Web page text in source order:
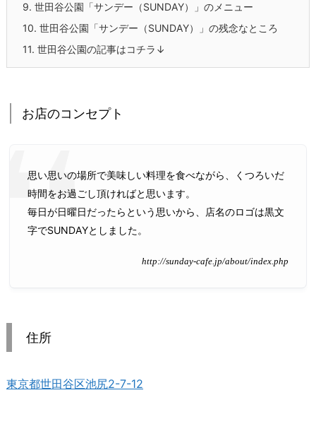
9. 世田谷公園「サンデー（SUNDAY）」のメニュー
10. 世田谷公園「サンデー（SUNDAY）」の残念なところ
11. 世田谷公園の記事はコチラ↓
お店のコンセプト
思い思いの場所で美味しい料理を食べながら、くつろいだ
時間をお過ごし頂ければと思います。
毎日が日曜日だったらという思いから、店名のロゴは黒文
字でSUNDAYとしました。
http://sunday-cafe.jp/about/index.php
住所
東京都世田谷区池尻2-7-12